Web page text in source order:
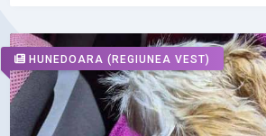
HUNEDOARA (REGIUNEA VEST)